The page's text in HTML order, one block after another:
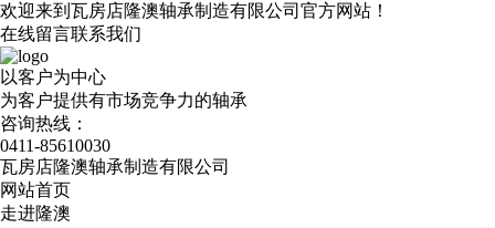
欢迎来到瓦房店隆澳轴承制造有限公司官方网站！
在线留言联系我们
以客户为中心
为客户提供有市场竞争力的轴承
咨询热线：
0411-85610030
瓦房店隆澳轴承制造有限公司
网站首页
走进隆澳